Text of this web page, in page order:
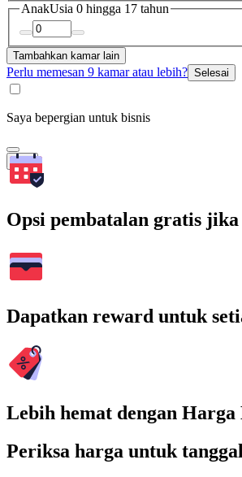
AnakUsia 0 hingga 17 tahun
Tambahkan kamar lain
Perlu memesan 9 kamar atau lebih? Selesai
Saya bepergian untuk bisnis
Cari
Opsi pembatalan gratis
Dapatkan reward untuk
Lebih hemat dengan
Periksa harga untuk